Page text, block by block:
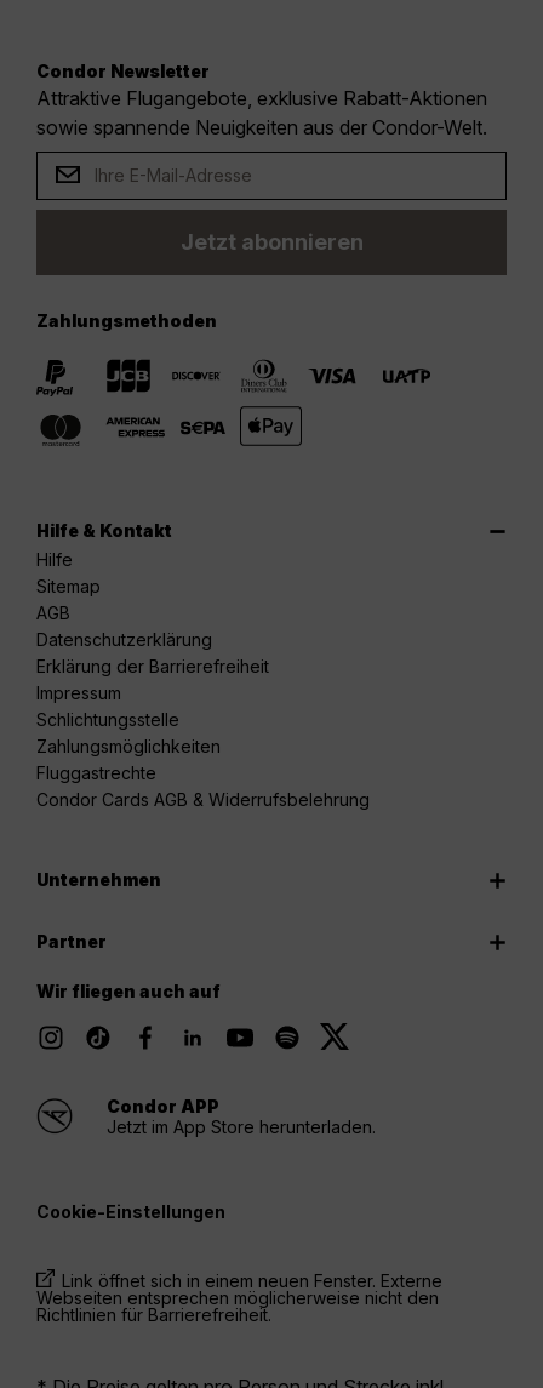
Condor Newsletter
Attraktive Flugangebote, exklusive Rabatt-Aktionen
sowie spannende Neuigkeiten aus der Condor-Welt.
Jetzt abonnieren
Zahlungsmethoden
Hilfe & Kontakt
Hilfe
Sitemap
AGB
Datenschutzerklärung
Erklärung der Barrierefreiheit
Impressum
Schlichtungsstelle
Zahlungsmöglichkeiten
Fluggastrechte
Condor Cards AGB & Widerrufsbelehrung
Unternehmen
Partner
Wir fliegen auch auf
Condor APP
Jetzt im App Store herunterladen.
Cookie-Einstellungen
Link öffnet sich in einem neuen Fenster. Externe
Webseiten entsprechen möglicherweise nicht den
Richtlinien für Barrierefreiheit.